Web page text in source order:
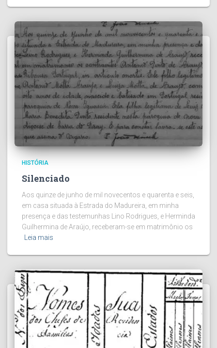
HISTÓRIA
Silenciado
Aos quinze de junho de mil novecentos e quarenta e seis,
em casa situada à Estrada do Madureira, em minha
presença e das testemunhas Lino Rodrigues, e Herminda
Guilhermina de Araújo, receberam-se em matrimônio os
Leia mais